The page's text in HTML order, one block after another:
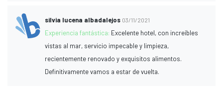
silvia lucena albadalejos 03/11/2021
Experiencia fantástica: Excelente hotel, con increíbles
vistas al mar, servicio impecable y limpieza,
recientemente renovado y exquisitos alimentos.
Definitivamente vamos a estar de vuelta.